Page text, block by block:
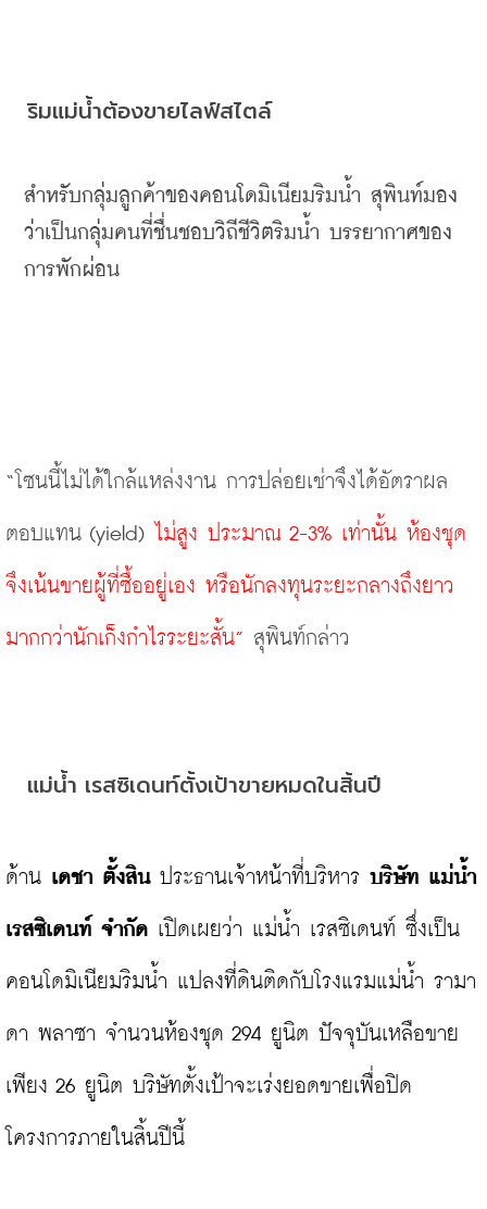
ริมแม่น้ำต้องขายไลฟ์สไตล์
สำหรับกลุ่มลูกค้าของคอนโดมิเนียมริมน้ำ สุพินท์มอง
ว่าเป็นกลุ่มคนที่ชื่นชอบวิถีชีวิตริมน้ำ บรรยากาศของ
การพักผ่อน
“โซนนี้ไม่ได้ใกล้แหล่งงาน การปล่อยเช่าจึงได้อัตราผล
ตอบแทน (yield) ไม่สูง ประมาณ 2-3% เท่านั้น ห้องชุด
จึงเน้นขายผู้ที่ซื้ออยู่เอง หรือนักลงทุนระยะกลางถึงยาว
มากกว่านักเก็งกำไรระยะสั้น” สุพินท์กล่าว
แม่น้ำ เรสซิเดนท์ตั้งเป้าขายหมดในสิ้นปี
ด้าน เดชา ตั้งสิน ประธานเจ้าหน้าที่บริหาร บริษัท แม่น้ำ
เรสซิเดนท์ จำกัด เปิดเผยว่า แม่น้ำ เรสซิเดนท์ ซึ่งเป็น
คอนโดมิเนียมริมน้ำ แปลงที่ดินติดกับโรงแรมแม่น้ำ รามา
ดา พลาซา จำนวนห้องชุด 294 ยูนิต ปัจจุบันเหลือขาย
เพียง 26 ยูนิต บริษัทตั้งเป้าจะเร่งยอดขายเพื่อปิด
โครงการภายในสิ้นปีนี้